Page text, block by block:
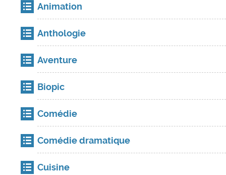
Animation
Anthologie
Aventure
Biopic
Comédie
Comédie dramatique
Cuisine